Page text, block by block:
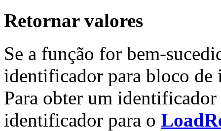
Retornar valores
Se a função for bem-
identificador para bloco de
Para obter um identificador
identificador para o